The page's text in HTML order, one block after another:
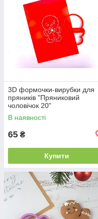
3D формочки-вирубки для
пряників "Пряниковий
чоловічок 20"
В наявності
65 ₴
Купити